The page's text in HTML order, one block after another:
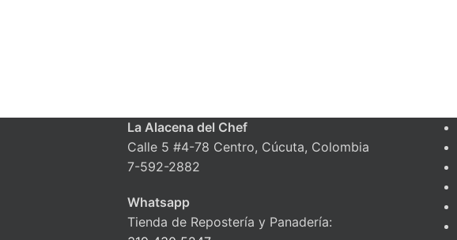
La Alacena del Chef
Calle 5 #4-78 Centro, Cúcuta, Colombia
7-592-2882
Whatsapp
Tienda de Repostería y Panadería: